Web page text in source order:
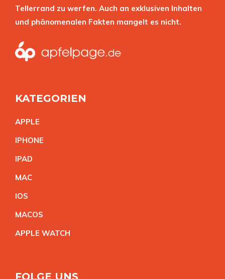
Tellerrand zu werfen. Auch an exklusiven Inhalten
und phänomenalen Fakten mangelt es nicht.
KATEGORIEN
APPLE
IPHONE
IPAD
MAC
IOS
MACOS
APPLE WATCH
FOLGE UNS